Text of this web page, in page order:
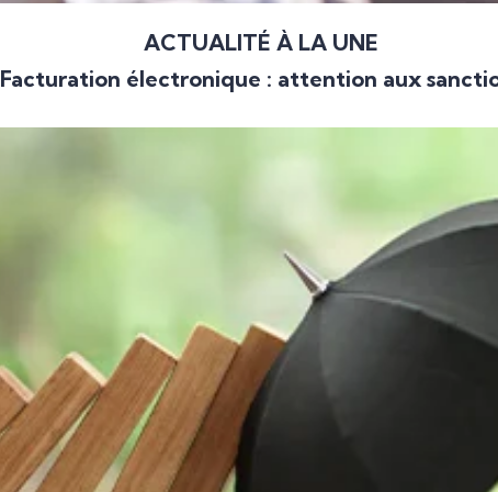
ACTUALITÉ À LA UNE
Facturation électronique : attention aux